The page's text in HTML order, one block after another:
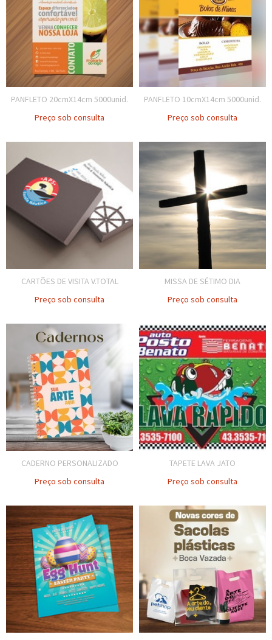
PANFLETO 20cmX14cm 5000unid.
Preço sob consulta
PANFLETO 10cmX14cm 5000unid.
Preço sob consulta
CARTÕES DE VISITA V.TOTAL
Preço sob consulta
MISSA DE SÉTIMO DIA
Preço sob consulta
CADERNO PERSONALIZADO
Preço sob consulta
TAPETE LAVA JATO
Preço sob consulta